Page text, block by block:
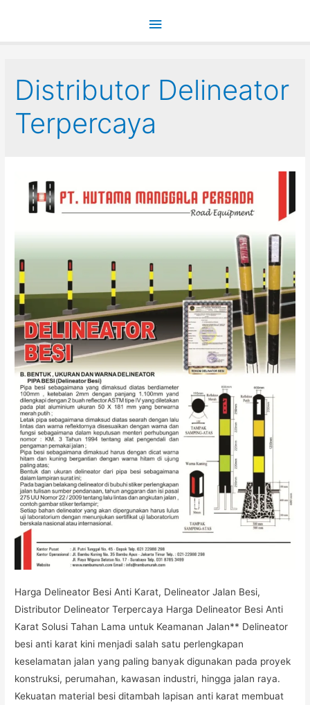
Main
Distributor Delineator
Terpercaya
Harga Delineator Besi Anti Karat, Delineator Jalan Besi,
Distributor Delineator Terpercaya Harga Delineator Besi Anti
Karat Solusi Tahan Lama untuk Keamanan Jalan** Delineator
besi anti karat kini menjadi salah satu perlengkapan
keselamatan jalan yang paling banyak digunakan pada proyek
konstruksi, perumahan, kawasan industri, hingga jalan raya.
Kekuatan material besi ditambah lapisan anti karat membuat